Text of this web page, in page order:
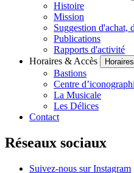
Histoire
Mission
Suggestion d'achat,
Publications
Rapports d'activité
Horaires & Accès
Bastions
Centre
La Musicale
Les Délices
Contact
Réseaux sociaux
Suivez-nous sur Instagram